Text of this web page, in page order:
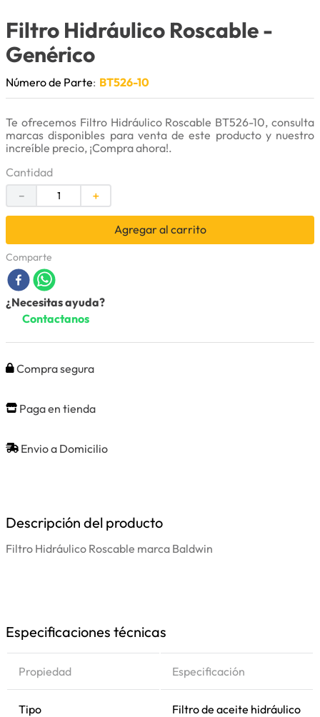
Filtro Hidráulico Roscable-
Genérico
Número de Parte: BT526-10
Te ofrecemos Filtro Hidráulico Roscable BT526-10, consulta
marcas disponibles para venta de este producto y nuestro
increíble precio, ¡Compra ahora!.
Cantidad
＋
－
Agregar al carrito
Comparte
¿Necesitas ayuda?
Contactanos
Compra segura
Paga en tienda
Envio a Domicilio
Descripción del producto
Filtro Hidráulico Roscable marca Baldwin
Especificaciones técnicas
Propiedad Especificación
Tipo Filtro de aceite hidráulico